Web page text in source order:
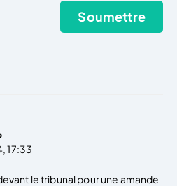
17:33
le tribunal pour une amande